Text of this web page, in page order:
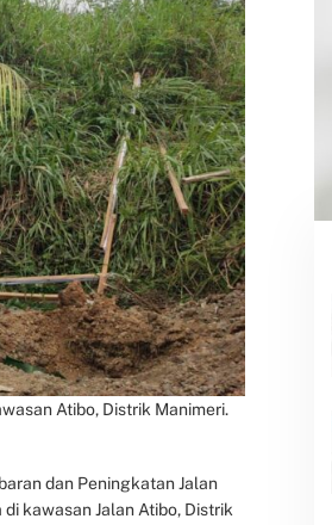
Atibo, Distrik Manimeri.
dan Peningkatan Jalan
kawasan Jalan Atibo, Distrik